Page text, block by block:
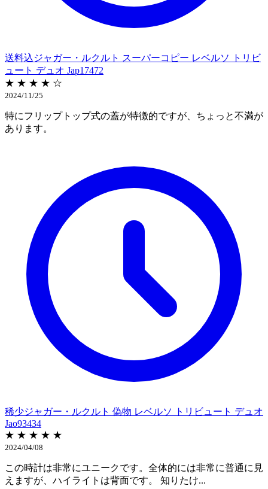
送料込ジャガー・ルクルト スーパーコピー レベルソ トリビ
ュート デュオ Jap17472
★ ★ ★ ★ ☆
2024/11/25
特にフリップトップ式の蓋が特徴的ですが、ちょっと不満が
あります。
稀少ジャガー・ルクルト 偽物 レベルソ トリビュート デュオ
Jao93434
★ ★ ★ ★ ★
2024/04/08
この時計は非常にユニークです。全体的には非常に普通に見
えますが、ハイライトは背面です。 知りたけ...